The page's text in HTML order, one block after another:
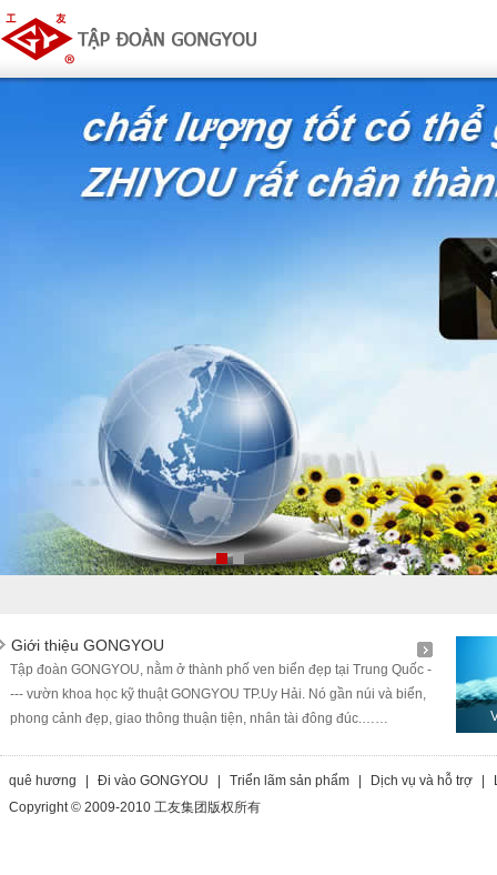
Giới thiệu GONGYOU
Tập đoàn GONGYOU, nằm ở thành phố ven biển đẹp tại Trung Quốc -
--- vườn khoa học kỹ thuật GONGYOU TP.Uy Hải. Nó gần núi và biển,
phong cảnh đẹp, giao thông thuận tiện, nhân tài đông đúc.……
quê hương Đi vào GONGYOU Triển lãm sản phẩm Dịch vụ và hỗ trợ
Copyright © 2009-2010 工友集团版权所有